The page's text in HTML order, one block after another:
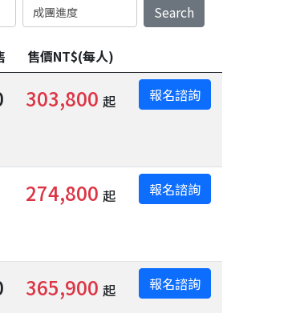
Search
售價NT$(每人)
303,800 起 報名諮詢
274,800 起 報名諮詢
365,900 起 報名諮詢